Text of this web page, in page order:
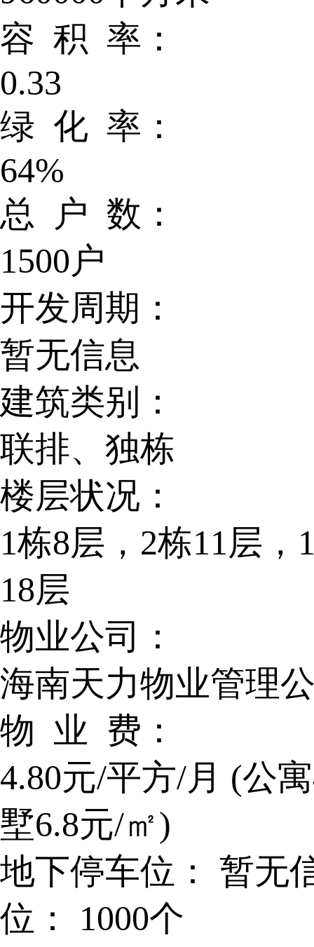
容 积 率：
0.33
绿 化 率：
64%
总 户 数：
1500户
开发周期：
暂无信息
建筑类别：
联排、独栋
楼层状况：
1栋8层，2栋11层，
18层
物业公司：
海南天力物业管理
物 业 费：
4.80元/平方/月 (公
墅6.8元/㎡)
地下停车位：
暂无
位：
1000个